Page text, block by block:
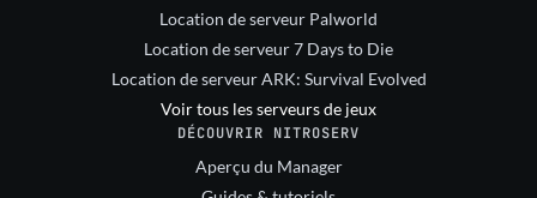
Location de serveur Palworld
Location de serveur 7 Days to Die
Location de serveur ARK: Survival Evolved
Voir tous les serveurs de jeux
DÉCOUVRIR NITROSERV
Aperçu du Manager